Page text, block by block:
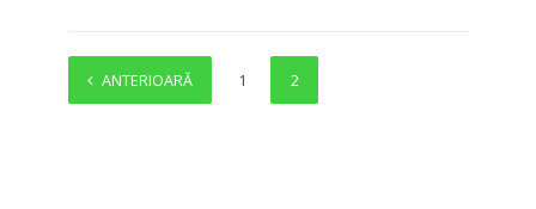
ANTERIOARĂ 1 2